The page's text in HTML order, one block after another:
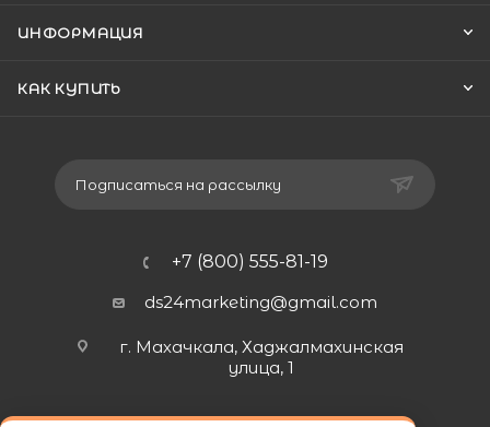
ИНФОРМАЦИЯ
КАК КУПИТЬ
Подписаться на рассылку
+7 (800) 555-81-19
ds24marketing@gmail.com
г. Махачкала, Хаджалмахинская
улица, 1